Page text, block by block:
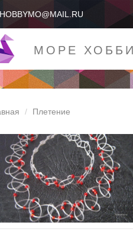
HOBBYMO@MAIL.RU
МОРЕ ХОББИ
Плетение